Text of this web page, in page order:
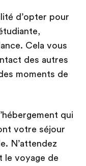
d’opter pour
Cela vous
des autres
moments de
qui
votre séjour
N’attendez
le voyage de